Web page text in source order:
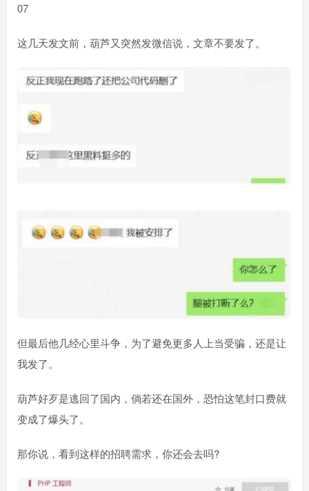
07
这几天发文前，葫芦又突然发微信说，文章不要发了。
但最后他几经心里斗争，为了避免更多人上当受骗，还是让
我发了。
葫芦好歹是逃回了国内，倘若还在国外，恐怕这笔封口费就
变成了爆头了。
那你说，看到这样的招聘需求，你还会去吗?